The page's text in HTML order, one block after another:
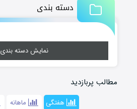
دسته بندی
نمایش دسته بندی
مطالب پربازدید
هفتگی ماهانه